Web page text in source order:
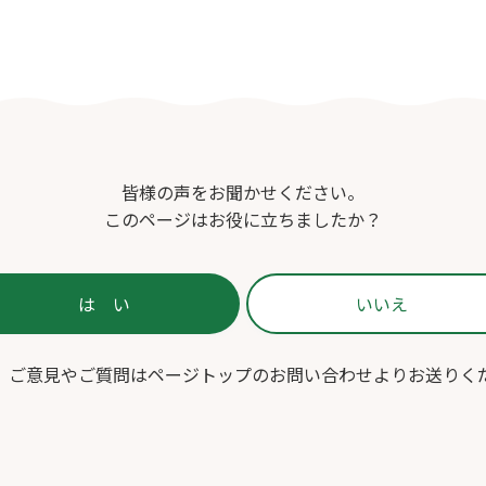
皆様の声をお聞かせください。
このページはお役に立ちましたか？
ご意見やご質問はページトップのお問い合わせよりお送りく